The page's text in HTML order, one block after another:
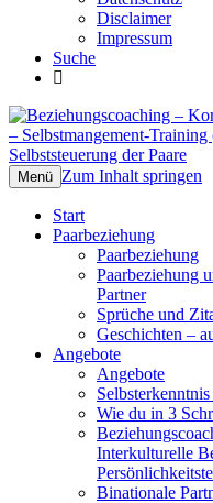
Disclaimer
Impressum
Suche
Training ( ZRM®)
Das Selbst und
Paare
Menü Zum Inhalt springen
Start
Paarbeziehung
Paarbeziehung
Paarbeziehung
Partner
Sprüche und
Geschichten –
Angebote
Angebote
Wie du in 3
Interkulturelle
Binationale